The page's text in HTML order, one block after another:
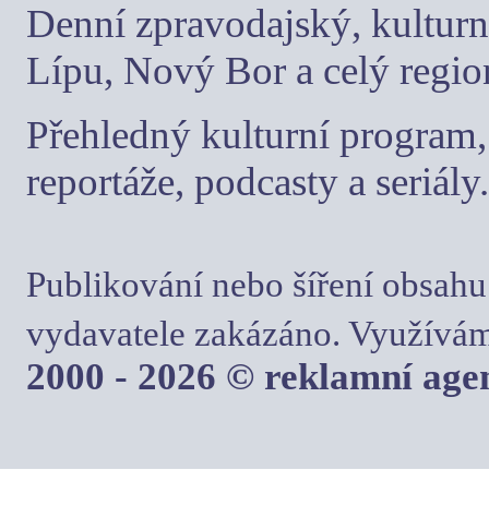
Denní zpravodajský,
Lípu, Nový Bor a celý
Přehledný kulturní
reportáže, podcasty a seriály.
Publikování nebo šíření
vydavatele zakázáno.
2000 - 2026 © reklamní